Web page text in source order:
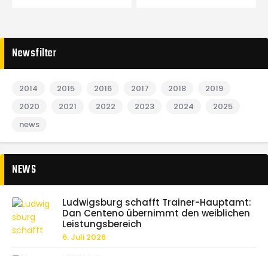
Newsfilter
2014 2015 2016 2017 2018
2019
2020
2021 2022 2023 2024
2025
news
NEWS
Ludwigsburg schafft Trainer-Hauptamt:
Dan Centeno übernimmt den weiblichen
Leistungsbereich
6. Juli 2026